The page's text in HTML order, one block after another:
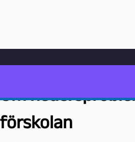
Hoppa till
e
a
Om
förskolan